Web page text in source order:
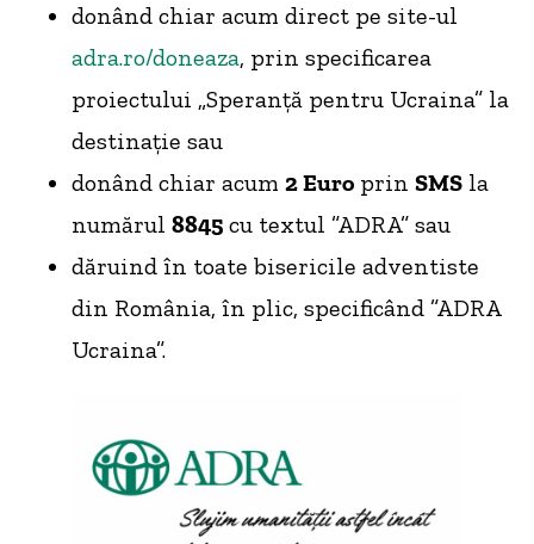
donând chiar acum direct pe site-ul
adra.ro/doneaza, prin specificarea
proiectului „Speranță pentru Ucraina” la
destinație sau
donând chiar acum 2 Euro prin SMS la
numărul 8845 cu textul ”ADRA” sau
dăruind în toate bisericile adventiste
din România, în plic, specificând ”ADRA
Ucraina”.